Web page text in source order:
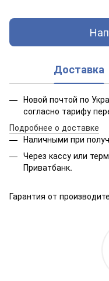
Доставка
Новой почтой по
согласно тарифу
Подробнее о доставке
Наличными при
Через кассу или
Приватбанк.
Гарантия от